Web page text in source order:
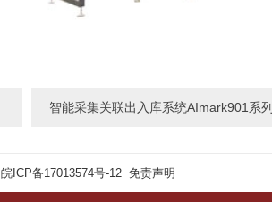
智能采集关联出入库系统AImark901系列
皖ICP备17013574号-12 免责声明